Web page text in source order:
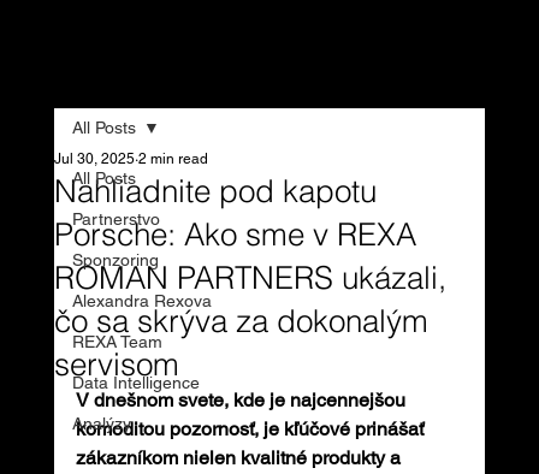
All Posts
Partnerstvo
Sponzoring
Alexandra Rexova
REXA Team
Data Intelligence
Analýzy
All Posts
Nahliadnite pod kapotu
Porsche: Ako sme v REXA
ROMAN PARTNERS ukázali,
čo sa skrýva za dokonalým
servisom
Jul 30, 2025 2 min read
V dnešnom svete, kde je najcennejšou
komoditou pozornosť, je kľúčové prinášať
zákazníkom nielen kvalitné produkty a